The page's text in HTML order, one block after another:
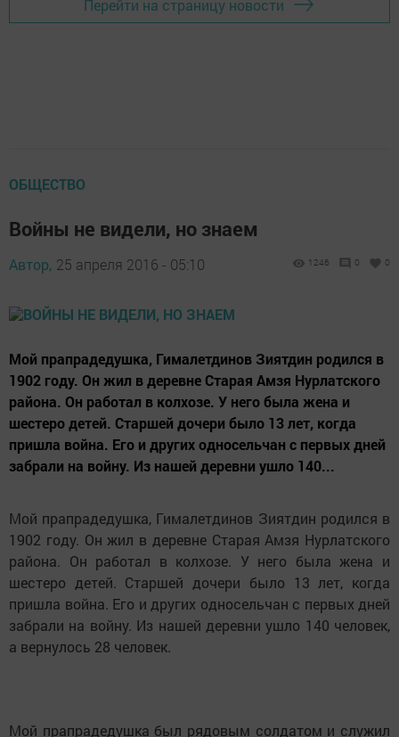
Перейти на страницу новости
ОБЩЕСТВО
Войны не видели, но знаем
Автор, 25 апреля 2016 - 05:10 1246 0 0
Мой прапрадедушка, Гималетдинов Зиятдин родился в
1902 году. Он жил в деревне Старая Амзя Нурлатского
района. Он работал в колхозе. У него была жена и
шестеро детей. Старшей дочери было 13 лет, когда
пришла война. Его и других односельчан с первых дней
забрали на войну. Из нашей деревни ушло 140...
Мой прапрадедушка, Гималетдинов Зиятдин родился в
1902 году. Он жил в деревне Старая Амзя Нурлатского
района. Он работал в колхозе. У него была жена и
шестеро детей. Старшей дочери было 13 лет, когда
пришла война. Его и других односельчан с первых дней
забрали на войну. Из нашей деревни ушло 140 человек,
а вернулось 28 человек.
Мой прапрадедушка был рядовым солдатом и служил